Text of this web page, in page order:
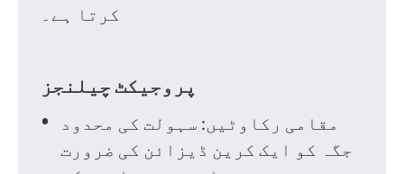
کرتا ہے۔
پروجیکٹ چیلنجز
مقامی رکاوٹیں: سہولت کی محدود
جگہ کو ایک کرین ڈیزائن کی ضرورت